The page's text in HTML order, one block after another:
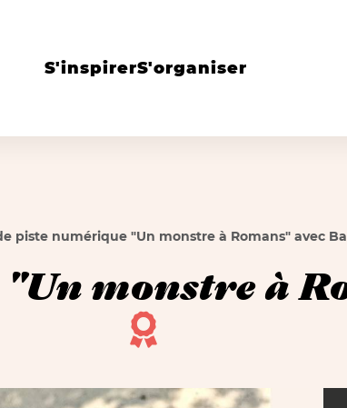
S'inspirerS'organiser
piste numérique "Un monstre à Romans" avec
monstre à